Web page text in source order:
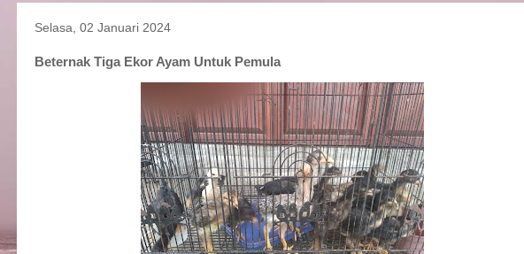
Selasa, 02 Januari 2024
Beternak Tiga Ekor Ayam Untuk Pemula